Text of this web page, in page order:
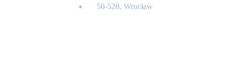
50-528, Wrocław